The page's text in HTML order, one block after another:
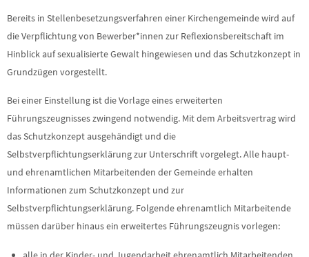
Bereits in Stellenbesetzungsverfahren einer Kirchengemeinde wird auf
die Verpflichtung von Bewerber*innen zur Reflexionsbereitschaft im
Hinblick auf sexualisierte Gewalt hingewiesen und das Schutzkonzept in
Grundzügen vorgestellt.
Bei einer Einstellung ist die Vorlage eines erweiterten
Führungszeugnisses zwingend notwendig. Mit dem Arbeitsvertrag wird
das Schutzkonzept ausgehändigt und die
Selbstverpflichtungserklärung zur Unterschrift vorgelegt. Alle haupt-
und ehrenamtlichen Mitarbeitenden der Gemeinde erhalten
Informationen zum Schutzkonzept und zur
Selbstverpflichtungserklärung. Folgende ehrenamtlich Mitarbeitende
müssen darüber hinaus ein erweitertes Führungszeugnis vorlegen: